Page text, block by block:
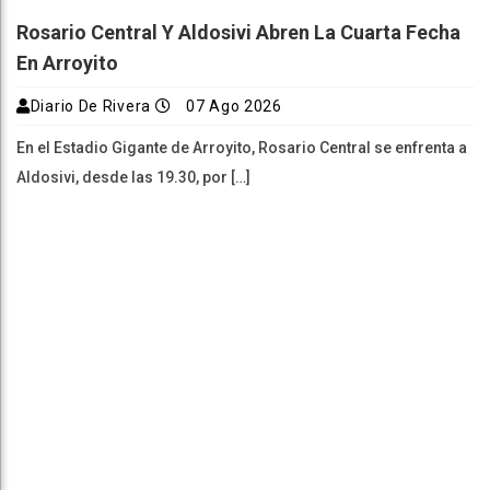
Rosario Central Y Aldosivi Abren La Cuarta Fecha
En Arroyito
Diario De Rivera 07 Ago 2026
En el Estadio Gigante de Arroyito, Rosario Central se enfrenta a
Aldosivi, desde las 19.30, por […]